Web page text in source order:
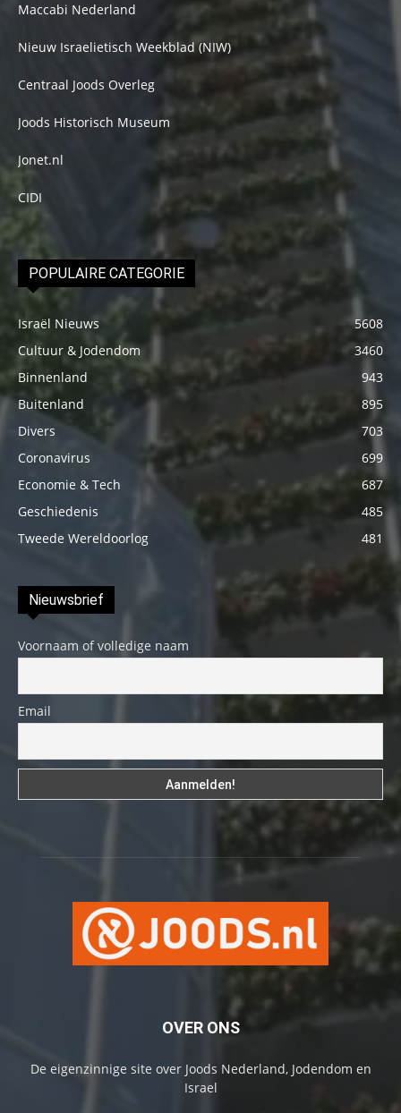
Maccabi Nederland
Nieuw Israelietisch Weekblad (NIW)
Centraal Joods Overleg
Joods Historisch Museum
Jonet.nl
CIDI
POPULAIRE CATEGORIE
Israël Nieuws
5608
Cultuur & Jodendom
3460
Binnenland
943
Buitenland
895
Divers
703
Coronavirus
699
Economie & Tech
687
Geschiedenis
485
Tweede Wereldoorlog
481
Nieuwsbrief
Voornaam of volledige naam
Email
OVER ONS
De eigenzinnige site over Joods Nederland, Jodendom en
Israel